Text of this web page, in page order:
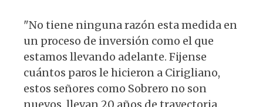
"No tiene ninguna razón esta medida en
un proceso de inversión como el que
estamos llevando adelante. Fijense
cuántos paros le hicieron a Cirigliano,
estos señores como Sobrero no son